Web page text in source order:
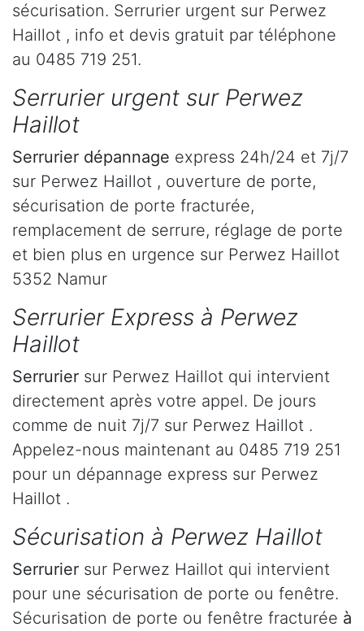
sécurisation. Serrurier urgent sur Perwez
Haillot , info et devis gratuit par téléphone
au 0485 719 251.
Serrurier urgent sur Perwez
Haillot
Serrurier dépannage express 24h/24 et 7j/7
sur Perwez Haillot , ouverture de porte,
sécurisation de porte fracturée,
remplacement de serrure, réglage de porte
et bien plus en urgence sur Perwez Haillot
5352 Namur
Serrurier Express à Perwez
Haillot
Serrurier sur Perwez Haillot qui intervient
directement après votre appel. De jours
comme de nuit 7j/7 sur Perwez Haillot .
Appelez-nous maintenant au 0485 719 251
pour un dépannage express sur Perwez
Haillot .
Sécurisation à Perwez Haillot
Serrurier sur Perwez Haillot qui intervient
pour une sécurisation de porte ou fenêtre.
Sécurisation de porte ou fenêtre fracturée à